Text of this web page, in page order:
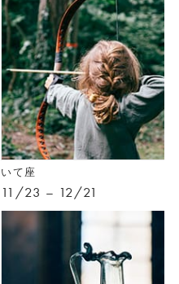
いて座
11/23 – 12/21